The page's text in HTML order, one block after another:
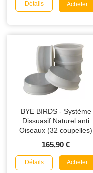
Détails Acheter
BYE BIRDS - Système
Dissuasif Naturel anti
Oiseaux (32 coupelles)
165,90 €
Détails Acheter